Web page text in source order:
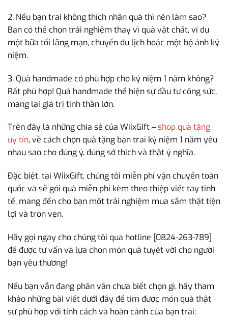
2. Nếu bạn trai không thích nhận quà thì nên làm sao?
Bạn có thể chọn trải nghiệm thay vì quà vật chất, ví dụ
một bữa tối lãng mạn, chuyến du lịch hoặc một bộ ảnh kỷ
niệm.
3. Quà handmade có phù hợp cho kỷ niệm 1 năm không?
Rất phù hợp! Quà handmade thể hiện sự đầu tư công sức,
mang lại giá trị tinh thần lớn.
Trên đây là những chia sẻ của WiixGift –shop quà tặng
uy tín, về cách chọn quà tặng bạn trai kỷ niệm 1 năm yêu
nhau sao cho đúng ý, đúng sở thích và thật ý nghĩa.
Đặc biệt, tại WiixGift, chúng tôi miễn phí vận chuyển toàn
quốc và sẽ gói quà miễn phí kèm theo thiệp viết tay tinh
tế, mang đến cho bạn một trải nghiệm mua sắm thật tiện
lợi và trọn vẹn.
Hãy gọi ngay cho chúng tôi qua hotline [0824-263-789]
để được tư vấn và lựa chọn món quà tuyệt vời cho người
bạn yêu thương!
Nếu bạn vẫn đang phân vân chưa biết chọn gì, hãy tham
khảo những bài viết dưới đây để tìm được món quà thật
sự phù hợp với tính cách và hoàn cảnh của bạn trai: